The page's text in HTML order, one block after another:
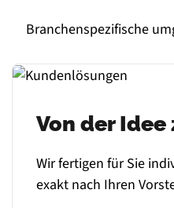
Branchenspezifische
Von der
Wir fertigen für Sie
exakt nach Ihren